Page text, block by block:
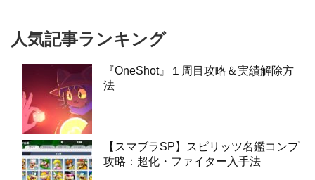
人気記事ランキング
『OneShot』１周目攻略＆実績解除方
法
【スマブラSP】スピリッツ名鑑コンプ
攻略：超化・ファイター入手法